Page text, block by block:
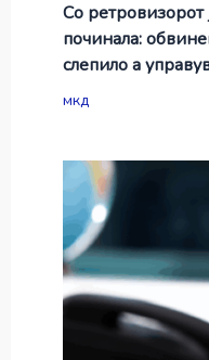
Со ретровизорот
починала:
слепило а
мкд